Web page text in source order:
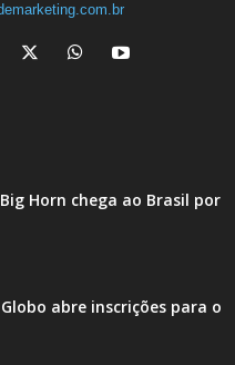
Horn chega ao Brasil por
abre inscrições para o